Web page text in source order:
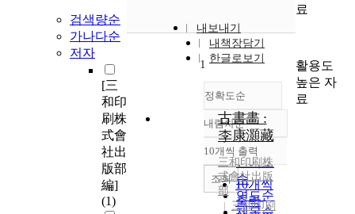
검색량순
가나다순
저자
[三
和印
刷株
式會
社出
版部
編]
(1)
내보내기
내책장담기
한글로보기
정확도순
정확도
순
인기도
순
연도순
내림차순
내림차순
10개씩 출력
10개씩
출력
조회
1
古書畵 :
李康灝藏
三和印刷株
式會社出版
部
三和印刷
료
활용도
높은 자
료